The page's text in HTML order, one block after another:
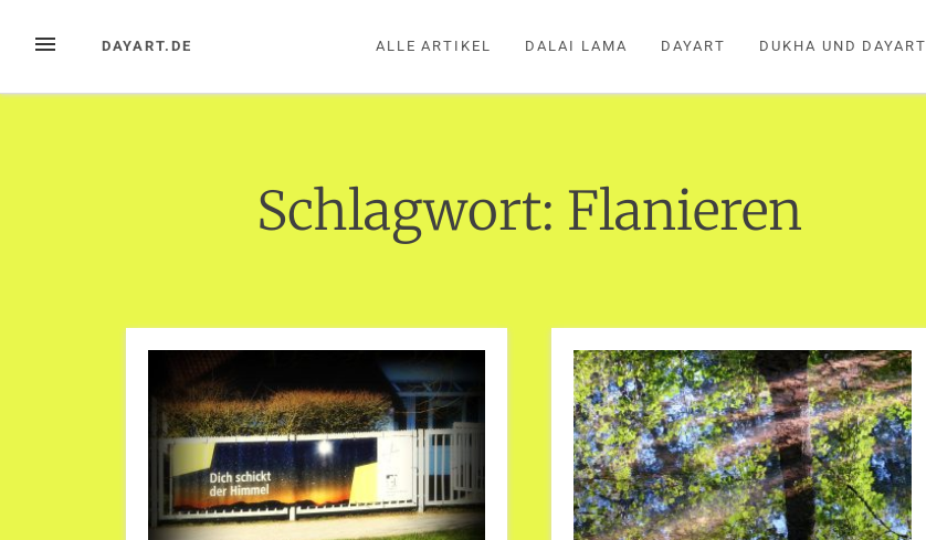
InhaltMENÜ DAYART.DE ALLE ARTIKEL DALAI LAMA DAYART DUKHA UND DAYART
Schlagwort: Flanieren